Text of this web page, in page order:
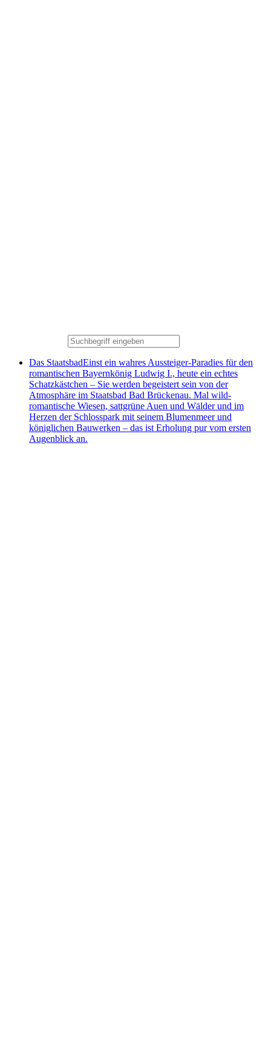
Das StaatsbadEinst ein wahres Aussteiger-Paradies für den
romantischen Bayernkönig Ludwig I., heute ein echtes
Schatzkästchen – Sie werden begeistert sein von der
Atmosphäre im Staatsbad Bad Brückenau. Mal wild-
romantische Wiesen, sattgrüne Auen und Wälder und im
Herzen der Schlosspark mit seinem Blumenmeer und
königlichen Bauwerken – das ist Erholung pur vom ersten
Augenblick an.